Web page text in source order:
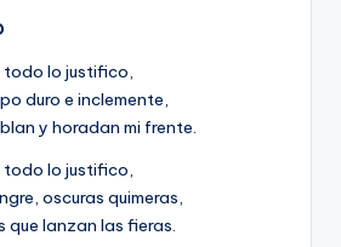
todo lo justifico,
duro e inclemente,
y horadan mi frente.
todo lo justifico,
oscuras quimeras,
que lanzan las fieras.